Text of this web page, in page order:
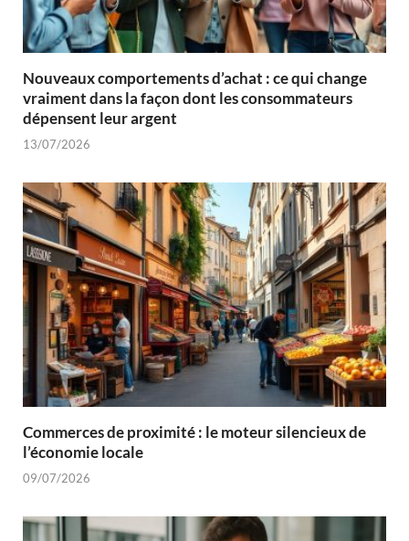
Nouveaux comportements d’achat : ce qui change
vraiment dans la façon dont les consommateurs
dépensent leur argent
13/07/2026
Commerces de proximité : le moteur silencieux de
l’économie locale
09/07/2026